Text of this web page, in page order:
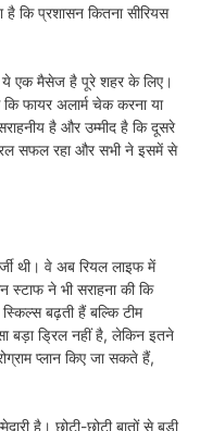
कि प्रशासन कितना सीरियस
ये एक मैसेज है पूरे शहर के लिए।
फायर अलार्म चेक करना या
है और उम्मीद है कि दूसरे
सफल रहा और सभी ने इसमें से
थी। वे अब रियल लाइफ में
स्टाफ ने भी सराहना की कि
बढ़ती हैं बल्कि टीम
बड़ा ड्रिल नहीं है, लेकिन इतने
प्लान किए जा सकते हैं,
है। छोटी-छोटी बातों से बड़ी